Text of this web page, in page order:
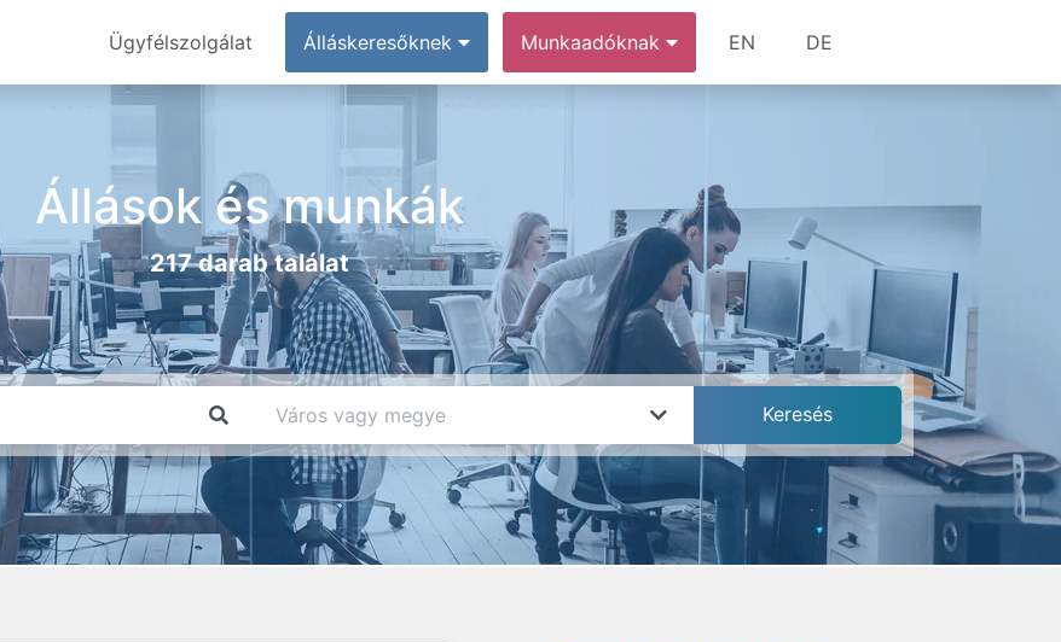
Ügyfélszolgálat Álláskeresőknek Munkaadóknak EN DE
Állások és munkák
217 darab találat